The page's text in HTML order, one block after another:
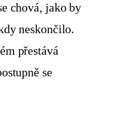
chová, jako by
neskončilo.
přestává
se